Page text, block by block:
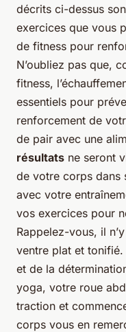
décrits ci-dessus
exercices que vous
de fitness pour
N’oubliez pas que,
fitness,
essentiels pour
renforcement de
de pair avec une
résultats ne seront
de votre corps dans
avec votre
vos exercices pour
Rappelez-vous, il
ventre plat et
et de la
yoga, votre roue
traction et
corps vous en